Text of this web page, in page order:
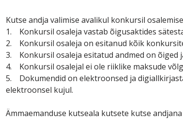
Kutse andja valimise avalikul konkursil
1. Konkursil osaleja vastab õigusaktides
2. Konkursil osaleja on esitanud kõik
3. Konkursil osaleja esitatud andmed on õiged
4. Konkursil osalejal ei ole riiklike maksude
5. Dokumendid on elektroonsed ja
elektroonsel kujul.
Ämmaemanduse kutseala kutsete kutse